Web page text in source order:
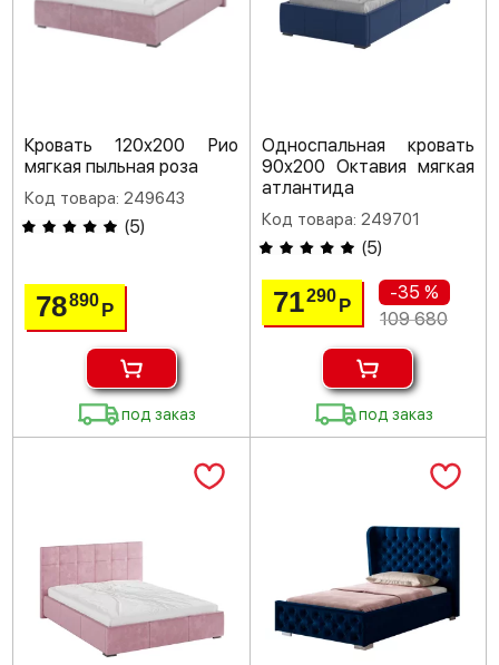
Кровать 120х200 Рио
мягкая пыльная роза
Код товара: 249643
(5)
78890Р
под заказ
Односпальная кровать
90х200 Октавия мягкая
атлантида
Код товара: 249701
(5)
71290 Р
-35 %
109 680
под заказ